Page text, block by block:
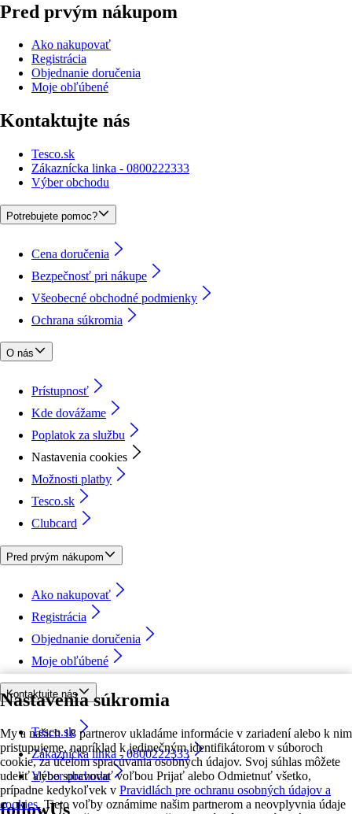
Nastavenia súkromia
My a našich 18 partnerov ukladáme informácie v zariadení alebo k nim
pristupujeme, napríklad k jedinečným identifikátorom v súboroch
cookie, za účelom spracúvania osobných údajov. Svoj súhlas môžete
udeliť alebo spravovať voľbou Prijať alebo Odmietnuť všetko,
prípadne kedykoľvek v Pravidlách pre ochranu osobných údajov a
cookies. Tieto voľby oznámime našim partnerom a neovplyvnia údaje
Pred prvým nákupom
Ako nakupovať
Registrácia
Objednanie doručenia
Moje obľúbené
Kontaktujte nás
Tesco.sk
Zákaznícka linka - 0800222333
Výber obchodu
Potrebujete pomoc?
Cena doručenia
Bezpečnosť pri nákupe
Všeobecné obchodné podmienky
Ochrana súkromia
O nás
Prístupnosť
Kde dovážame
Poplatok za službu
Nastavenia cookies
Možnosti platby
Tesco.sk
Clubcard
Pred prvým nákupom
Ako nakupovať
Registrácia
Objednanie doručenia
Moje obľúbené
Kontaktujte nás
Tesco.sk
Zákaznícka linka - 0800222333
Výber obchodu
followUs